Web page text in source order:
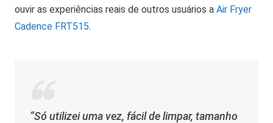
ouvir as experiências reais de outros usuários a Air Fryer
Cadence FRT515.
“Só utilizei uma vez, fácil de limpar, tamanho